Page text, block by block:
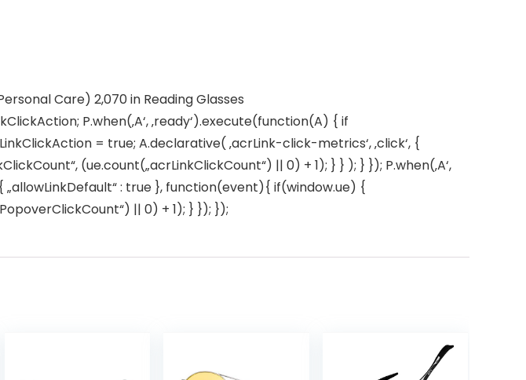
Care) 2,070 in Reading Glasses
P.when(‚A‘, ‚ready‘).execute(function(A) { if
= true; A.declarative( ‚acrLink-click-metrics‘, ‚click‘, {
(ue.count(„acrLinkClickCount“) || 0) + 1); } } ); } }); P.when(‚A‘,
„allowLinkDefault“ : true }, function(event){ if(window.ue) {
|| 0) + 1); } }); });